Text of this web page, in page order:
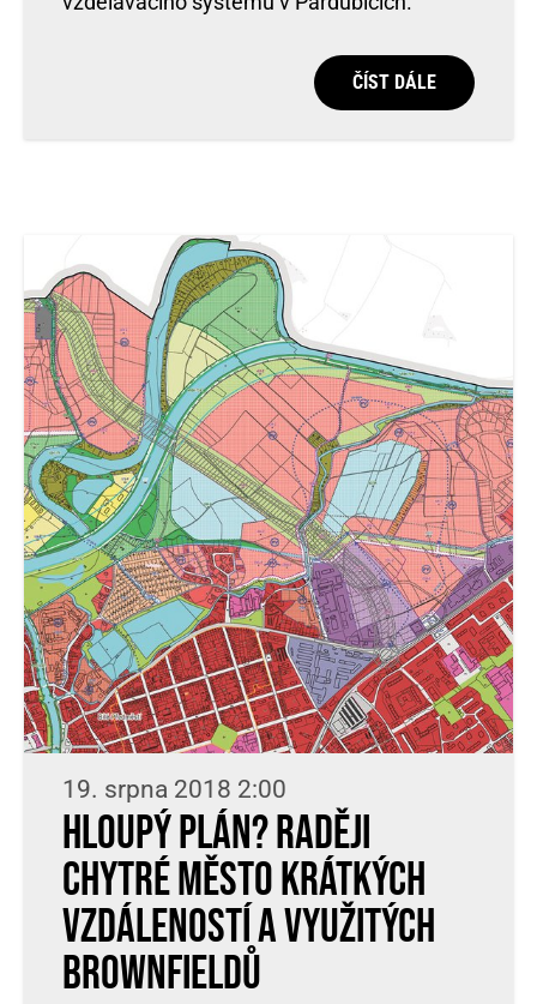
ČÍST DÁLE
19. srpna 2018 2:00
Hloupý plán? Raději
chytré město krátkých
vzdáleností a využitých
brownfieldů